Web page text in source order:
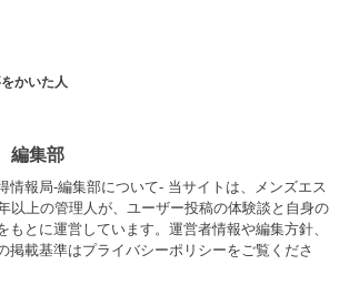
かいた人
編集部
情報局-編集部について- 当サイトは、メンズエス
以上の管理人が、ユーザー投稿の体験談と自身の
もとに運営しています。運営者情報や編集方針、
掲載基準はプライバシーポリシーをご覧くださ